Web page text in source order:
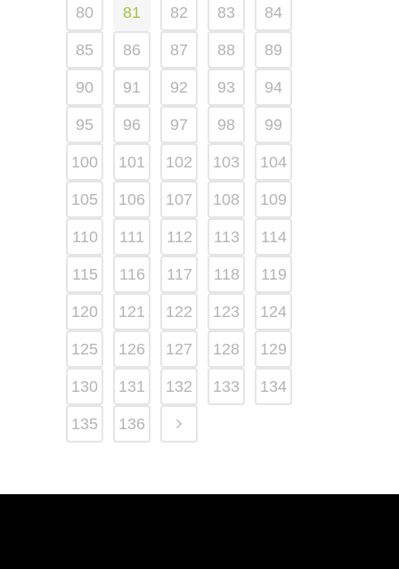
80 81 82 83 84
85 86 87 88 89
90 91 92 93 94
95 96 97 98 99
100 101 102 103 104
105 106 107 108 109
110 111 112 113 114
115 116 117 118 119
120 121 122 123 124
125 126 127 128 129
130 131 132 133 134
135 136